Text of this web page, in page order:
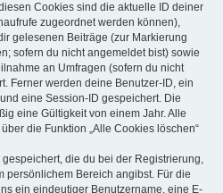
Cookies sind die aktuelle ID deiner
zugeordnet werden können),
gelesenen Beiträge (zur Markierung
sofern du nicht angemeldet bist) sowie
an Umfragen (sofern du nicht
Ferner werden deine Benutzer-ID, ein
eine Session-ID gespeichert. Die
eine Gültigkeit von einem Jahr. Alle
die Funktion „Alle Cookies löschen“
die du bei der Registrierung,
persönlichem Bereich angibst. Für die
ein eindeutiger Benutzername, eine E-